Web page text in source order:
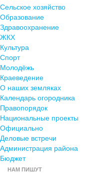
Сельское хозяйство
Образование
Здравоохранение
ЖКХ
Культура
Спорт
Молодёжь
Краеведение
О наших земляках
Календарь огородника
Правопорядок
Национальные проекты
Официально
Деловые встречи
Администрация района
Бюджет
НАМ ПИШУТ